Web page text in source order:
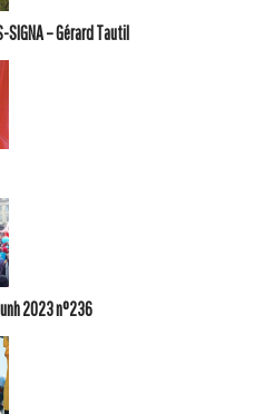
SIGNA – Gérard Tautil
2023 n°236